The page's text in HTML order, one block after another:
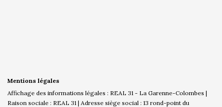
Mentions légales
Affichage des informations légales : REAL 31 - La Garenne-Colombes |
Raison sociale : REAL 31 | Adresse siège social : 13 rond-point du